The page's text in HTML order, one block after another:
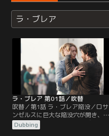
ラ・ブレア
ラ・ブレア 第01話／吹替
吹替／第1話 ラ・ブレア陥没／ロサ
ンゼルスに巨大な陥没穴が開き、ハ
リス家は引き裂かれる。イヴと息子
は謎の太古の世界に送られる。ギャ
Dubbing